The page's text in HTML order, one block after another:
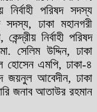
পরিষদ সদস্য
সদস্য, ঢাকা মহানগরী
নির্বাহী পরিষদ
সেলিম উদ্দিন, ঢাকা
হোসেন এমপি, ঢাকা-৪
জয়নুল আবেদীন, ঢাকা
জনাব আতাউর রহমান